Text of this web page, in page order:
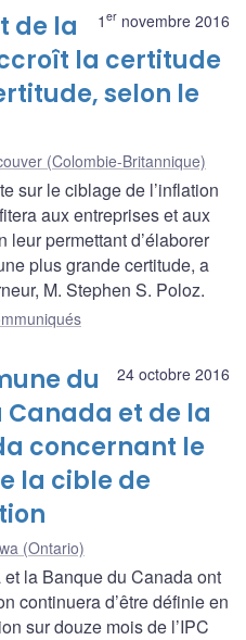
1 er novembre 2016
de la
la certitude
selon le
(Colombie-Britannique)
sur le ciblage de l’inflation
aux entreprises et aux
permettant d’élaborer
plus grande certitude, a
M. Stephen S. Poloz.
24 octobre 2016
du
et de la
concernant le
la cible de
(Ontario)
la Banque du Canada ont
continuera d’être définie en
sur douze mois de l’IPC